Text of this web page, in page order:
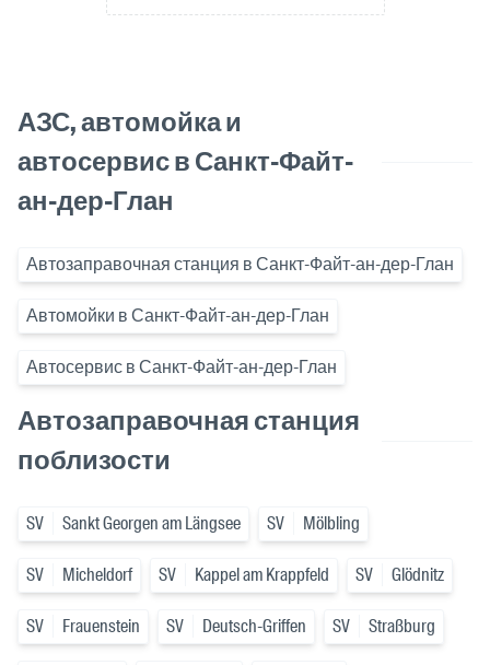
АЗС, автомойка и
автосервис в Санкт-Файт-
ан-дер-Глан
Автозаправочная станция в Санкт-Файт-ан-дер-Глан
Автомойки в Санкт-Файт-ан-дер-Глан
Автосервис в Санкт-Файт-ан-дер-Глан
Автозаправочная станция
поблизости
SV Sankt Georgen am Längsee SV Mölbling
SV Micheldorf SV Kappel am Krappfeld SV Glödnitz
SV Frauenstein SV Deutsch-Griffen SV Straßburg